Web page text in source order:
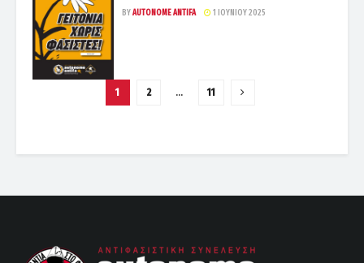
BYAUTONOME ANTIFA 1 ΙΟΥΝΊΟΥ 2025
1 2 … 11